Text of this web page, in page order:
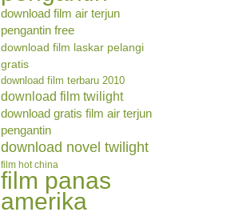
download film air terjun
pengantin free
download film laskar pelangi
gratis
download film terbaru 2010
download film twilight
download gratis film air terjun
pengantin
download novel twilight
film hot china
film panas
amerika